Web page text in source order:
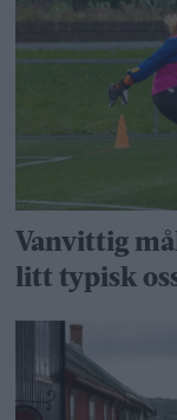
Vanvittig
litt typisk